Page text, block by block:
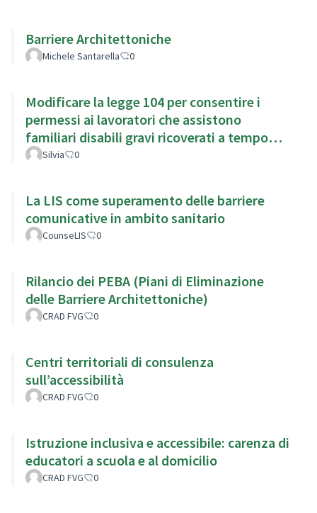
Barriere Architettoniche
Michele Santarella 0
Modificare la legge 104 per consentire i
permessi ai lavoratori che assistono
familiari disabili gravi ricoverati a tempo
pieno
Silvia 0
La LIS come superamento delle barriere
comunicative in ambito sanitario
CounseLIS 0
Rilancio dei PEBA (Piani di Eliminazione
delle Barriere Architettoniche)
CRAD FVG 0
Centri territoriali di consulenza
sull’accessibilità
CRAD FVG 0
Istruzione inclusiva e accessibile: carenza di
educatori a scuola e al domicilio
CRAD FVG 0